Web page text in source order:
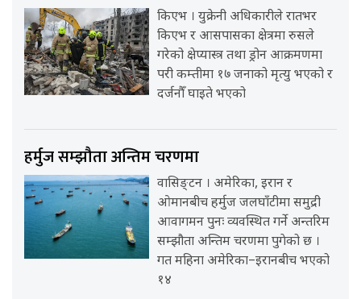
किएभ । युक्रेनी अधिकारीले रातभर
किएभ र आसपासका क्षेत्रमा रुसले
गरेको क्षेप्यास्त्र तथा ड्रोन आक्रमणमा
परी कम्तीमा १७ जनाको मृत्यु भएको र
दर्जनौँ घाइते भएको
हर्मुज सम्झौता अन्तिम चरणमा
वासिङ्टन । अमेरिका, इरान र
ओमानबीच हर्मुज जलघाँटीमा समुद्री
आवागमन पुनः व्यवस्थित गर्ने अन्तरिम
सम्झौता अन्तिम चरणमा पुगेको छ ।
गत महिना अमेरिका–इरानबीच भएको
१४